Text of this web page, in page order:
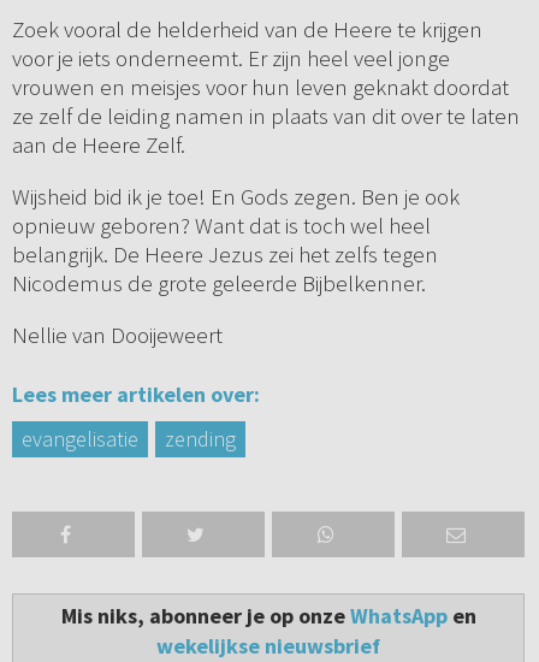
Zoek vooral de helderheid van de Heere te krijgen
voor je iets onderneemt. Er zijn heel veel jonge
vrouwen en meisjes voor hun leven geknakt doordat
ze zelf de leiding namen in plaats van dit over te laten
aan de Heere Zelf.
Wijsheid bid ik je toe! En Gods zegen. Ben je ook
opnieuw geboren? Want dat is toch wel heel
belangrijk. De Heere Jezus zei het zelfs tegen
Nicodemus de grote geleerde Bijbelkenner.
Nellie van Dooijeweert
Lees meer artikelen over:
evangelisatie
zending
Mis niks, abonneer je op onzeWhatsAppen
wekelijkse nieuwsbrief